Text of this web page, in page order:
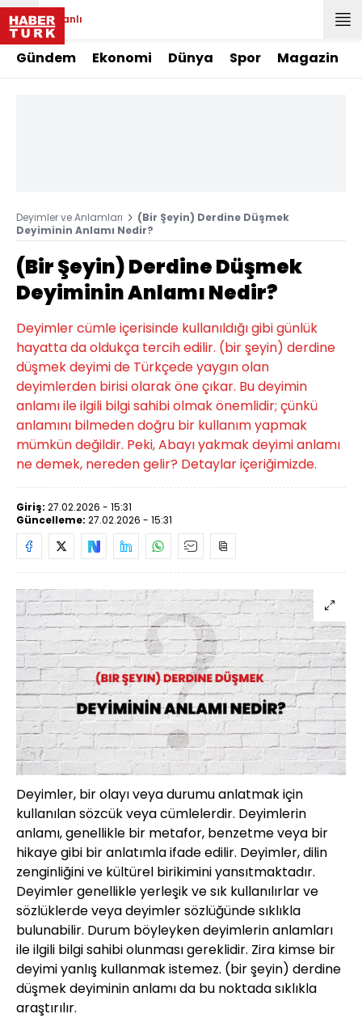
Canlı
Gündem Ekonomi Dünya Spor Magazin
Deyimler ve Anlamları
(Bir Şeyin) Derdine Düşmek
Deyiminin Anlamı Nedir?
(Bir Şeyin) Derdine Düşmek
Deyiminin Anlamı Nedir?
Deyimler cümle içerisinde kullanıldığı gibi günlük
hayatta da oldukça tercih edilir. (bir şeyin) derdine
düşmek deyimi de Türkçede yaygın olan
deyimlerden birisi olarak öne çıkar. Bu deyimin
anlamı ile ilgili bilgi sahibi olmak önemlidir; çünkü
anlamını bilmeden doğru bir kullanım yapmak
mümkün değildir. Peki, Abayı yakmak deyimi anlamı
ne demek, nereden gelir? Detaylar içeriğimizde.
Giriş: 27.02.2026 - 15:31
Güncelleme: 27.02.2026 - 15:31
Deyimler, bir olayı veya durumu anlatmak için
kullanılan sözcük veya cümlelerdir. Deyimlerin
anlamı, genellikle bir metafor, benzetme veya bir
hikaye gibi bir anlatımla ifade edilir. Deyimler, dilin
zenginliğini ve kültürel birikimini yansıtmaktadır.
Deyimler genellikle yerleşik ve sık kullanılırlar ve
sözlüklerde veya deyimler sözlüğünde sıklıkla
bulunabilir. Durum böyleyken deyimlerin anlamları
ile ilgili bilgi sahibi olunması gereklidir. Zira kimse bir
deyimi yanlış kullanmak istemez. (bir şeyin) derdine
düşmek deyiminin anlamı da bu noktada sıklıkla
araştırılır.